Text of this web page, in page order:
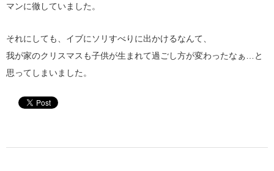
マンに徹していました。
それにしても、イブにソリすべりに出かけるなんて、
我が家のクリスマスも子供が生まれて過ごし方が変わったなぁ…と
思ってしまいました。